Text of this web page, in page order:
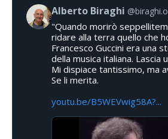
Alberto Biraghi
"Quando morirò
ridare alla terra quello che
Francesco Guccini era una
della musica italiana. Lascia
Mi dispiace tantissimo, ma
Se li merita.
youtu.be/B5WEVwig58A?...